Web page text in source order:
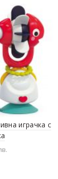
играчка с